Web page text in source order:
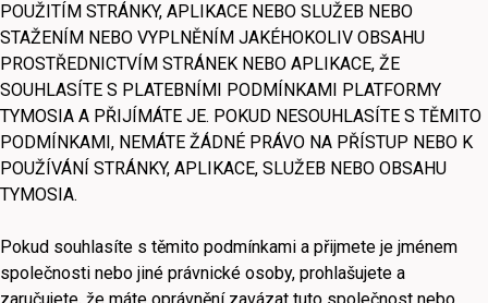
POUŽITÍM STRÁNKY, APLIKACE NEBO SLUŽEB NEBO
STAŽENÍM NEBO VYPLNĚNÍM JAKÉHOKOLIV OBSAHU
PROSTŘEDNICTVÍM STRÁNEK NEBO APLIKACE, ŽE
SOUHLASÍTE S PLATEBNÍMI PODMÍNKAMI PLATFORMY
TYMOSIA A PŘIJÍMÁTE JE. POKUD NESOUHLASÍTE S TĚMITO
PODMÍNKAMI, NEMÁTE ŽÁDNÉ PRÁVO NA PŘÍSTUP NEBO K
POUŽÍVÁNÍ STRÁNKY, APLIKACE, SLUŽEB NEBO OBSAHU
TYMOSIA.
Pokud souhlasíte s těmito podmínkami a přijmete je jménem
společnosti nebo jiné právnické osoby, prohlašujete a